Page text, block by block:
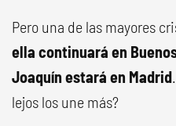
Pero una de las mayores
ella continuará en
Joaquín estará en Madrid
lejos los une más?